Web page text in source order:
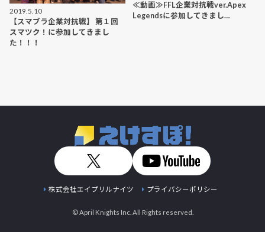
2019.5.10
【スマブラ企業対抗戦】 第１回
スマツク！に参加してきまし
た！！！
≪動画≫FFL企業対抗戦ver.Apex
Legendsに参加してきまし…
株式会社エイプリルナイツ プライバシーポリシー
© April Knights Inc. All Rights reserved.